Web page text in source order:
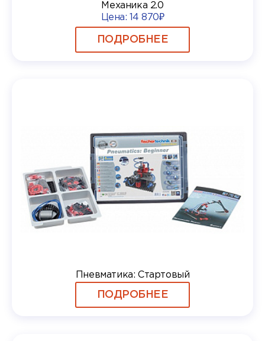
Механика 2.0
Цена:
14 870₽
ПОДРОБНЕЕ
Пневматика: Стартовый
ПОДРОБНЕЕ